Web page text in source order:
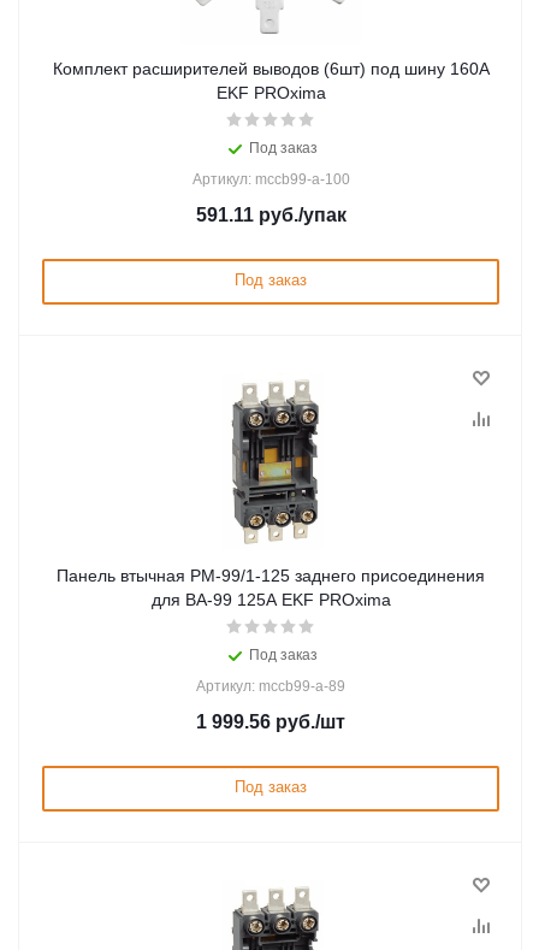
Комплект расширителей выводов (6шт) под шину 160А
EKF PROxima
Под заказ
Артикул: mccb99-a-100
591.11руб./упак
Под заказ
Панель втычная PM-99/1-125 заднего присоединения
для ВА-99 125А EKF PROxima
Под заказ
Артикул: mccb99-a-89
1 999.56 руб./шт
Под заказ